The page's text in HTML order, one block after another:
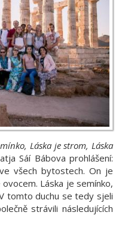
Láska je strom, Láska
Sáí Bábova prohlášení:
všech bytostech. On je
Láska je semínko,
tomto duchu se tedy sjeli
strávili následujících